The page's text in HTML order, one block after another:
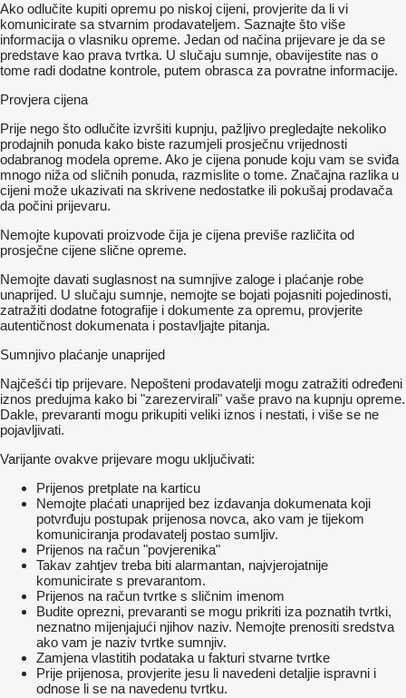
Ako odlučite kupiti opremu po niskoj cijeni, provjerite da li vi
komunicirate sa stvarnim prodavateljem. Saznajte što više
informacija o vlasniku opreme. Jedan od načina prijevare je da se
predstave kao prava tvrtka. U slučaju sumnje, obavijestite nas o
tome radi dodatne kontrole, putem obrasca za povratne informacije.
Provjera cijena
Prije nego što odlučite izvršiti kupnju, pažljivo pregledajte nekoliko
prodajnih ponuda kako biste razumjeli prosječnu vrijednosti
odabranog modela opreme. Ako je cijena ponude koju vam se sviđa
mnogo niža od sličnih ponuda, razmislite o tome. Značajna razlika u
cijeni može ukazivati ​​na skrivene nedostatke ili pokušaj prodavača
da počini prijevaru.
Nemojte kupovati proizvode čija je cijena previše različita od
prosječne cijene slične opreme.
Nemojte davati suglasnost na sumnjive zaloge i plaćanje robe
unaprijed. U slučaju sumnje, nemojte se bojati pojasniti pojedinosti,
zatražiti dodatne fotografije i dokumente za opremu, provjerite
autentičnost dokumenata i postavljajte pitanja.
Sumnjivo plaćanje unaprijed
Najčešći tip prijevare. Nepošteni prodavatelji mogu zatražiti određeni
iznos predujma kako bi "zarezervirali" vaše pravo na kupnju opreme.
Dakle, prevaranti mogu prikupiti veliki iznos i nestati, i više se ne
pojavljivati.
Varijante ovakve prijevare mogu uključivati:
Prijenos pretplate na karticu
Nemojte plaćati unaprijed bez izdavanja dokumenata koji
potvrđuju postupak prijenosa novca, ako vam je tijekom
komuniciranja prodavatelj postao sumljiv.
Prijenos na račun "povjerenika"
Takav zahtjev treba biti alarmantan, najvjerojatnije
komunicirate s prevarantom.
Prijenos na račun tvrtke s sličnim imenom
Budite oprezni, prevaranti se mogu prikriti iza poznatih tvrtki,
neznatno mijenjajući njihov naziv. Nemojte prenositi sredstva
ako vam je naziv tvrtke sumnjiv.
Zamjena vlastitih podataka u fakturi stvarne tvrtke
Prije prijenosa, provjerite jesu li navedeni detaljie ispravni i
odnose li se na navedenu tvrtku.